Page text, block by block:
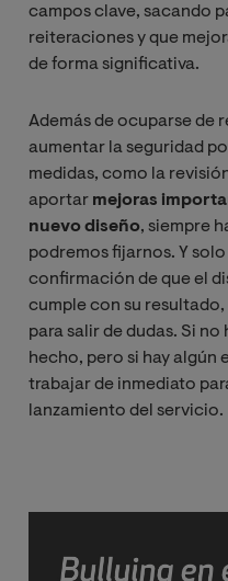
campos clave, sacando
reiteraciones y que
de forma significativa.
Además de ocuparse de
aumentar la seguridad
medidas, como la
aportar mejoras
nuevo diseño, siempre
podremos fijarnos. Y
confirmación de que el
cumple con su
para salir de dudas. Si
hecho, pero si hay algún
trabajar de inmediato
lanzamiento del servicio.